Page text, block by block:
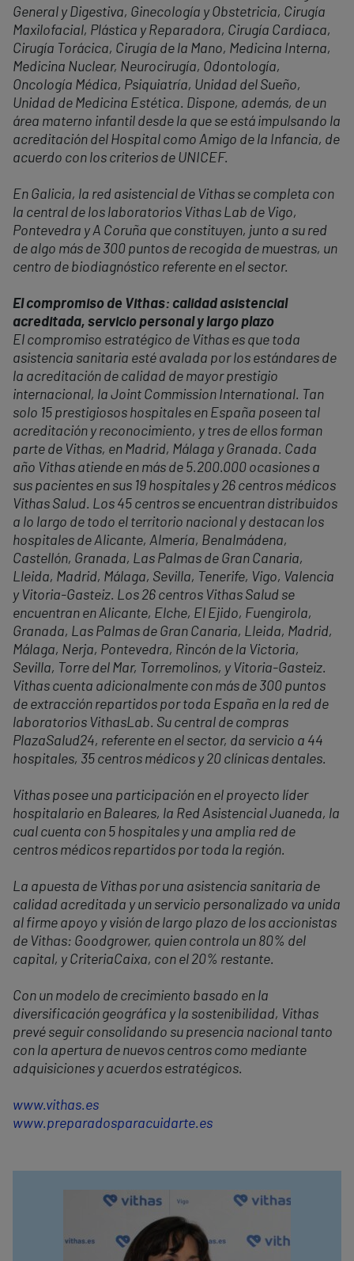
General y Digestiva, Ginecología y Obstetricia, Cirugía
Maxilofacial, Plástica y Reparadora, Cirugía Cardiaca,
Cirugía Torácica, Cirugía de la Mano, Medicina Interna,
Medicina Nuclear, Neurocirugía, Odontología,
Oncología Médica, Psiquiatría, Unidad del Sueño,
Unidad de Medicina Estética. Dispone, además, de un
área materno infantil desde la que se está impulsando la
acreditación del Hospital como Amigo de la Infancia, de
acuerdo con los criterios de UNICEF.
En Galicia, la red asistencial de Vithas se completa con
la central de los laboratorios Vithas Lab de Vigo,
Pontevedra y A Coruña que constituyen, junto a su red
de algo más de 300 puntos de recogida de muestras, un
centro de biodiagnóstico referente en el sector.
El compromiso de Vithas: calidad asistencial
acreditada, servicio personal y largo plazo
El compromiso estratégico de Vithas es que toda
asistencia sanitaria esté avalada por los estándares de
la acreditación de calidad de mayor prestigio
internacional, la Joint Commission International. Tan
solo 15 prestigiosos hospitales en España poseen tal
acreditación y reconocimiento, y tres de ellos forman
parte de Vithas, en Madrid, Málaga y Granada. Cada
año Vithas atiende en más de 5.200.000 ocasiones a
sus pacientes en sus 19 hospitales y 26 centros médicos
Vithas Salud. Los 45 centros se encuentran distribuidos
a lo largo de todo el territorio nacional y destacan los
hospitales de Alicante, Almería, Benalmádena,
Castellón, Granada, Las Palmas de Gran Canaria,
Lleida, Madrid, Málaga, Sevilla, Tenerife, Vigo, Valencia
y Vitoria-Gasteiz. Los 26 centros Vithas Salud se
encuentran en Alicante, Elche, El Ejido, Fuengirola,
Granada, Las Palmas de Gran Canaria, Lleida, Madrid,
Málaga, Nerja, Pontevedra, Rincón de la Victoria,
Sevilla, Torre del Mar, Torremolinos, y Vitoria-Gasteiz.
Vithas cuenta adicionalmente con más de 300 puntos
de extracción repartidos por toda España en la red de
laboratorios VithasLab. Su central de compras
PlazaSalud24, referente en el sector, da servicio a 44
hospitales, 35 centros médicos y 20 clínicas dentales.
Vithas posee una participación en el proyecto líder
hospitalario en Baleares, la Red Asistencial Juaneda, la
cual cuenta con 5 hospitales y una amplia red de
centros médicos repartidos por toda la región.
La apuesta de Vithas por una asistencia sanitaria de
calidad acreditada y un servicio personalizado va unida
al firme apoyo y visión de largo plazo de los accionistas
de Vithas: Goodgrower, quien controla un 80% del
capital, y CriteriaCaixa, con el 20% restante.
Con un modelo de crecimiento basado en la
diversificación geográfica y la sostenibilidad, Vithas
prevé seguir consolidando su presencia nacional tanto
con la apertura de nuevos centros como mediante
adquisiciones y acuerdos estratégicos.
www.vithas.es
www.preparadosparacuidarte.es